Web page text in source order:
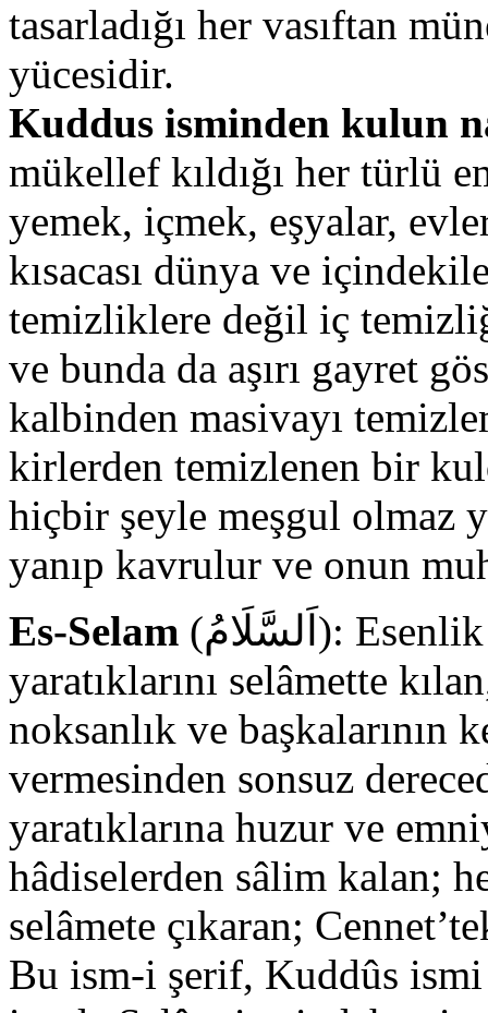
tasarladığı her vasıftan
yücesidir.
Kuddus isminden kulun
mükellef kıldığı her türlü
yemek, içmek, eşyalar,
kısacası dünya ve
temizliklere değil iç
ve bunda da aşırı gayret
kalbinden masivayı
kirlerden temizlenen bir
hiçbir şeyle meşgul olmaz
yanıp kavrulur ve onun
Es-Selam (اَلسَّلَامُ): Esenlik veren, sulh ve barış temin eden,
yaratıklarını selâmette
noksanlık ve başkalarının
vermesinden sonsuz
yaratıklarına huzur ve
hâdiselerden sâlim kalan;
selâmete çıkaran;
Bu ism-i şerif, Kuddûs